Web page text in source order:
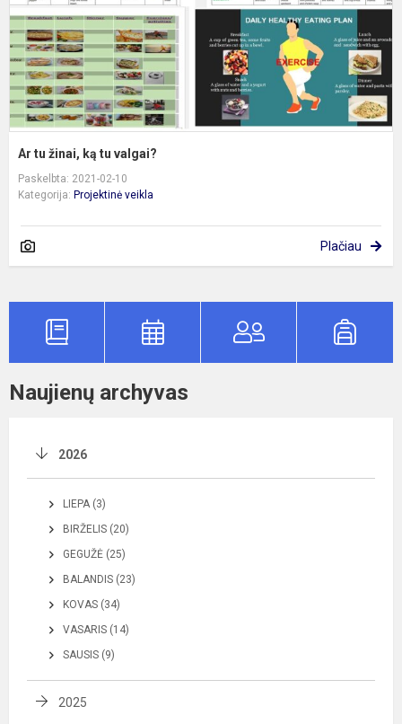
Ar tu žinai, ką tu valgai?
Paskelbta: 2021-02-10
Kategorija: Projektinė veikla
Plačiau
Naujienų archyvas
2026
LIEPA (3)
BIRŽELIS (20)
GEGUŽĖ (25)
BALANDIS (23)
KOVAS (34)
VASARIS (14)
SAUSIS (9)
2025